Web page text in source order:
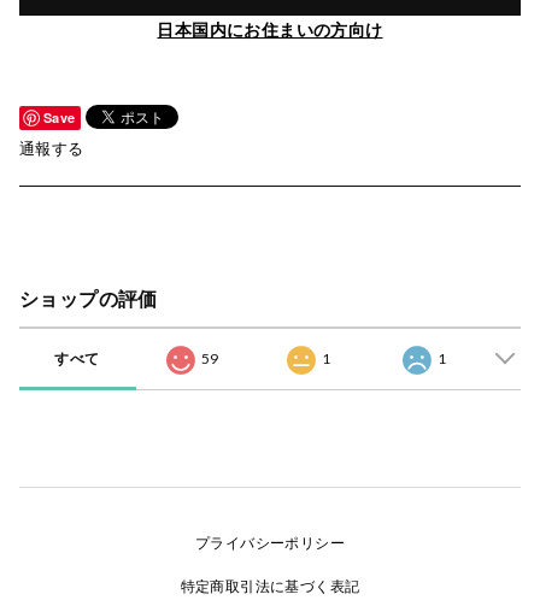
日本国内にお住まいの方向け
Save
通報する
ショップの評価
すべて 59 1 1
プライバシーポリシー
特定商取引法に基づく表記